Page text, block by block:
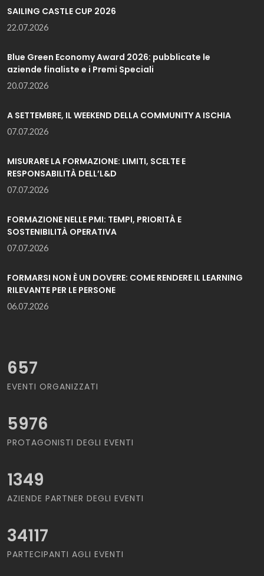
SAILING CASTLE CUP 2026
22.07.2026
Blue Green Economy Award 2026: pubblicate le
aziende finaliste e i Premi Speciali
20.07.2026
A SETTEMBRE, IL WEEKEND DELLA COMMUNITY A ISCHIA
07.07.2026
MISURARE LA FORMAZIONE: LIMITI, SCELTE E
RESPONSABILITÀ DELL’L&D
07.07.2026
FORMAZIONE NELLE PMI: TEMPI, PRIORITÀ E
SOSTENIBILITÀ OPERATIVA
07.07.2026
FORMARSI NON È UN DOVERE: COME RENDERE IL LEARNING
RILEVANTE PER LE PERSONE
06.07.2026
657
EVENTI ORGANIZZATI
5976
PROTAGONISTI DEGLI EVENTI
1349
AZIENDE PARTNER DEGLI EVENTI
34117
PARTECIPANTI AGLI EVENTI